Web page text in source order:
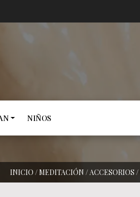
NIÑOS
INICIO /MEDITACIÓN /ACCESORIOS /